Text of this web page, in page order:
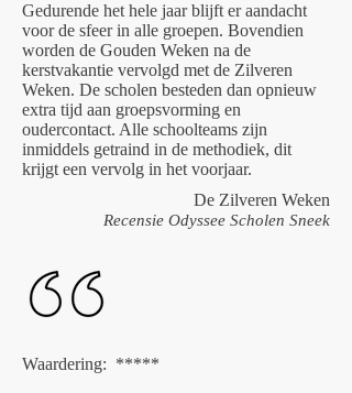
Gedurende het hele jaar blijft er aandacht
voor de sfeer in alle groepen. Bovendien
worden de Gouden Weken na de
kerstvakantie vervolgd met de Zilveren
Weken. De scholen besteden dan opnieuw
extra tijd aan groepsvorming en
oudercontact. Alle schoolteams zijn
inmiddels getraind in de methodiek, dit
krijgt een vervolg in het voorjaar.
De Zilveren Weken
Recensie Odyssee Scholen Sneek
Waardering: *****